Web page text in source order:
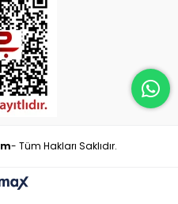
- Tüm Hakları Saklıdır.